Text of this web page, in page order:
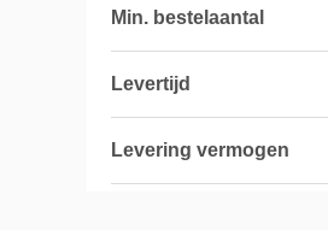
Min. bestelaantal
Levertijd
Levering vermogen